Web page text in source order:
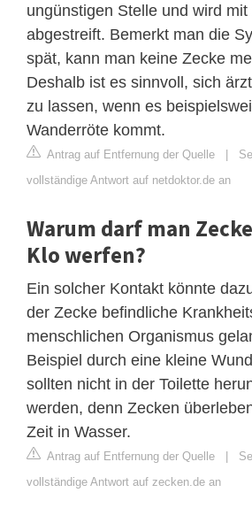
ungünstigen Stelle und wird
abgestreift. Bemerkt man die
spät, kann man keine Zecke
Deshalb ist es sinnvoll, sich
zu lassen, wenn es
Wanderröte kommt.
Antrag auf Entfernung der Quelle |
vollständige Antwort auf netdoktor.de an
Warum darf man
Klo werfen?
Ein solcher Kontakt könnte
der Zecke befindliche
menschlichen Organismus
Beispiel durch eine kleine
sollten nicht in der Toilette
werden, denn Zecken
Zeit in Wasser.
Antrag auf Entfernung der Quelle |
vollständige Antwort auf zecken.de an